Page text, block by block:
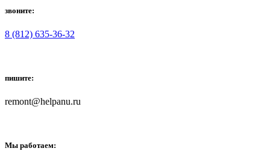
звоните:
8 (812) 635-36-32
пишите:
remont@helpanu.ru
Мы работаем: